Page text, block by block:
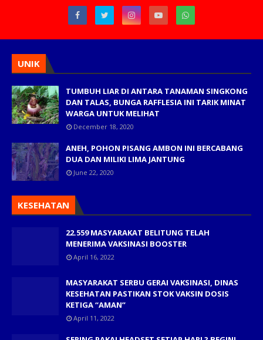
UNIK
TUMBUH LIAR DI ANTARA TANAMAN SINGKONG
DAN TALAS, BUNGA RAFFLESIA INI TARIK MINAT
WARGA UNTUK MELIHAT
December 18, 2020
ANEH, POHON PISANG AMBON INI BERCABANG
DUA DAN MILIKI LIMA JANTUNG
June 22, 2020
KESEHATAN
22.559 MASYARAKAT BELITUNG TELAH
MENERIMA VAKSINASI BOOSTER
April 16, 2022
MASYARAKAT SERBU GERAI VAKSINASI, DINAS
KESEHATAN PASTIKAN STOK VAKSIN DOSIS
KETIGA “AMAN”
April 11, 2022